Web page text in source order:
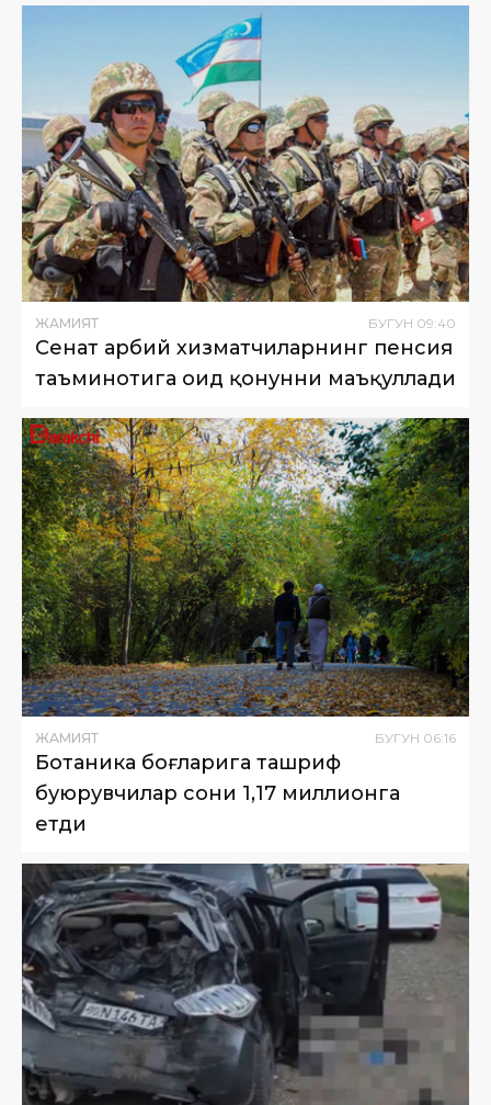
ЖАМИЯТ БУГУН 09:40
Сенат ҳарбий хизматчиларнинг пенсия
таъминотига оид қонунни маъқуллади
ЖАМИЯТ БУГУН 06:16
Ботаника боғларига ташриф
буюрувчилар сони 1,17 миллионга
етди